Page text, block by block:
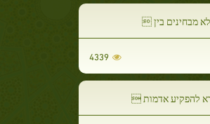
4339